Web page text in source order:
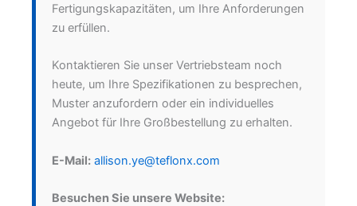
Fertigungskapazitäten, um Ihre Anforderungen
zu erfüllen.
Kontaktieren Sie unser Vertriebsteam noch
heute, um Ihre Spezifikationen zu besprechen,
Muster anzufordern oder ein individuelles
Angebot für Ihre Großbestellung zu erhalten.
E-Mail: allison.ye@teflonx.com
Besuchen Sie unsere Website: